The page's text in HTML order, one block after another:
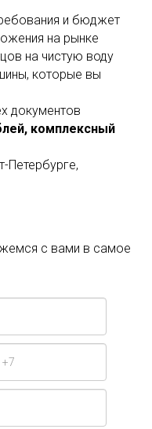
и бюджет
на рынке
на чистую воду
которые вы
документов
комплексный
Петербурге,
с вами в самое